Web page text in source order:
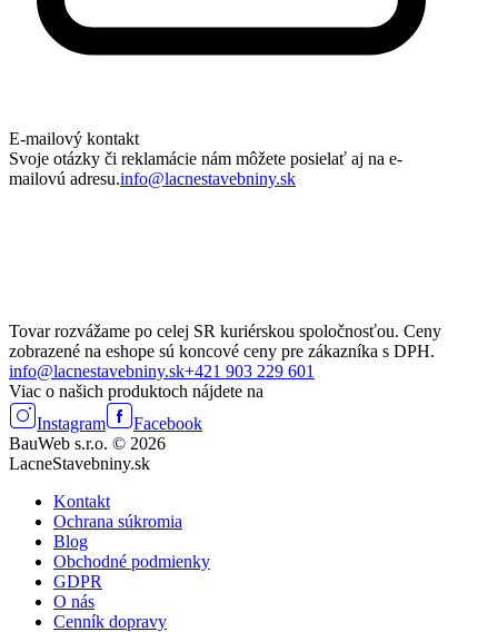
E-mailový kontakt
Svoje otázky či reklamácie nám môžete posielať aj na e-
mailovú adresu.info@lacnestavebniny.sk
Tovar rozvážame po celej SR kuriérskou spoločnosťou. Ceny
zobrazené na eshope sú koncové ceny pre zákazníka s DPH.
info@lacnestavebniny.sk+421 903 229 601
Viac o našich produktoch nájdete na
Instagram
Facebook
BauWeb s.r.o. © 2026
LacneStavebniny.sk
Kontakt
Ochrana súkromia
Blog
Obchodné podmienky
GDPR
O nás
Cenník dopravy